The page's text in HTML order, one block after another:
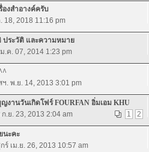
องสำอางค์ครับ
18, 2018 11:16 pm
ประวัติ และความหมาย
.ค. 07, 2014 1:23 pm
. พ.ย. 14, 2013 3:01 pm
งานวันเกิดโฟร์ FOURFAN อิ่มเอม KHU
1
2
.ย. 23, 2013 2:04 am
นะคะ
ร์ เม.ย. 26, 2013 10:57 am